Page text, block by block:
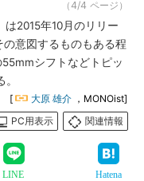
（4/4 ページ）
2015年10月のリリー
意図するものもある程
シフトなどトピッ
[ 大原 雄介 ，MONOist]
PC用表示
関連情報
LINE Hatena